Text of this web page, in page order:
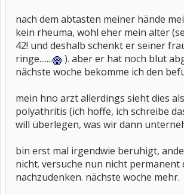
nach dem abtasten meiner hände
kein rheuma, wohl eher mein alter
42! und deshalb schenkt er seiner
ringe.......
). aber er hat noch blut
nächste woche bekomme ich den
mein hno arzt allerdings sieht dies
polyathritis (ich hoffe, ich schreibe
will überlegen, was wir dann
bin erst mal irgendwie beruhigt,
nicht. versuche nun nicht permanent
nachzudenken. nächste woche mehr.